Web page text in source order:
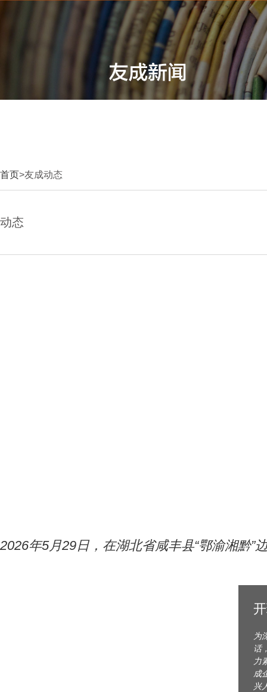
首页>友成动态
动态
2026年5月29日，在湖北省咸丰县“鄂渝湘黔
为
话
力
成
兴